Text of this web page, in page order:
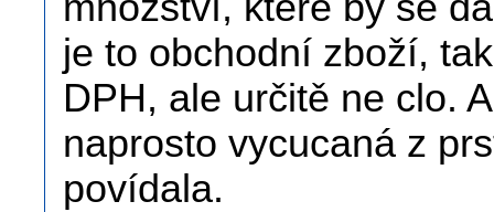
je to obchodní zboží,
DPH, ale určitě ne clo.
naprosto vycucaná z
povídala.